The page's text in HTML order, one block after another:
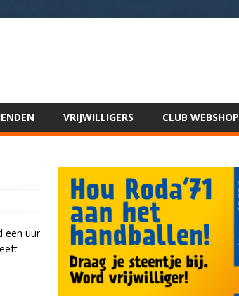
VRIJWILLIGERS CLUB WEBSHOP
een uur